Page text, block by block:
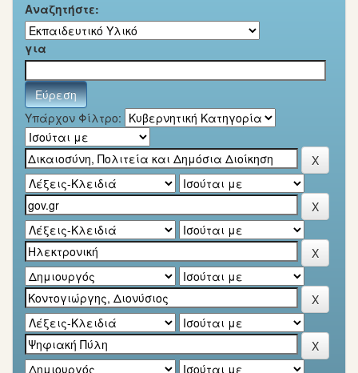
Αναζητήστε:
για
Υπάρχον Φίλτρο: